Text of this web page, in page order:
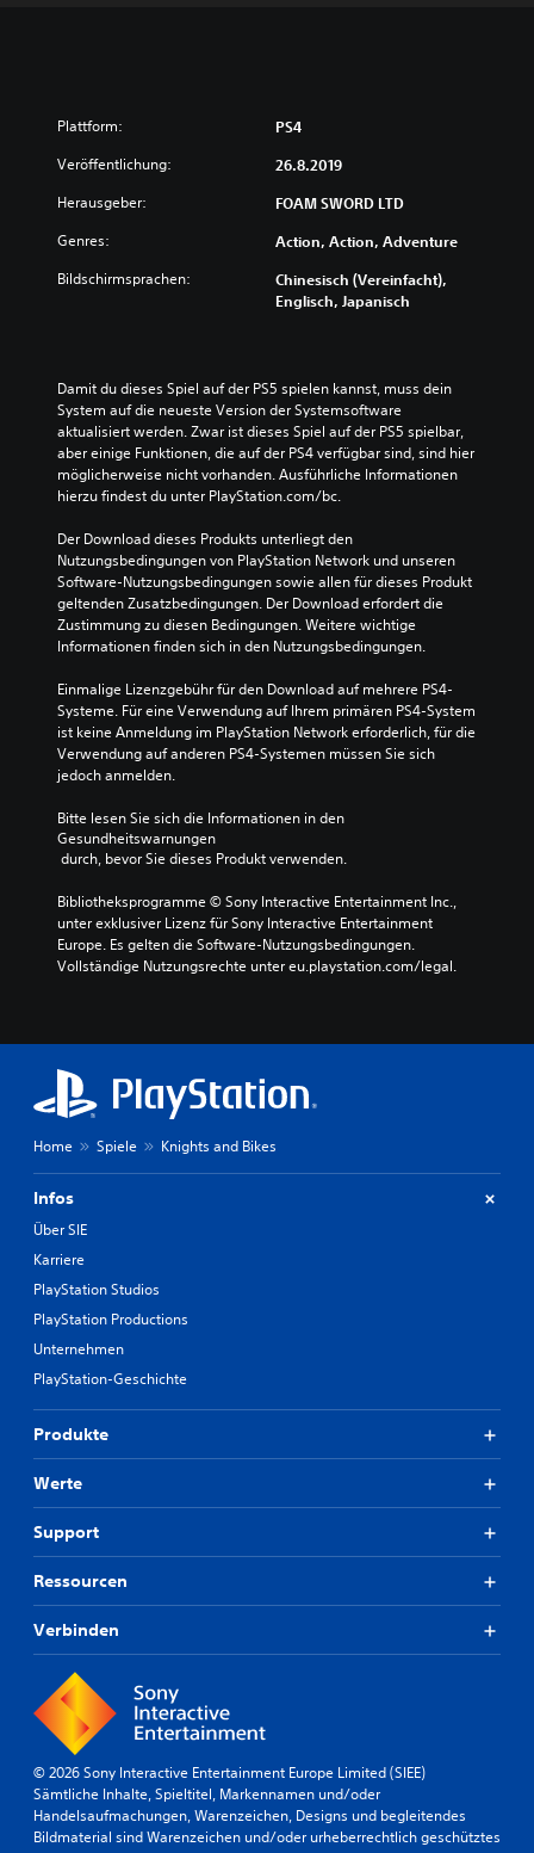
Plattform: PS4
Veröffentlichung: 26.8.2019
Herausgeber: FOAM SWORD LTD
Genres: Action, Action, Adventure
Bildschirmsprachen:
Chinesisch (Vereinfacht),
Englisch, Japanisch
Damit du dieses Spiel auf der PS5 spielen kannst, muss dein
System auf die neueste Version der Systemsoftware
aktualisiert werden. Zwar ist dieses Spiel auf der PS5 spielbar,
aber einige Funktionen, die auf der PS4 verfügbar sind, sind hier
möglicherweise nicht vorhanden. Ausführliche Informationen
hierzu findest du unter PlayStation.com/bc.
Der Download dieses Produkts unterliegt den
Nutzungsbedingungen von PlayStation Network und unseren
Software-Nutzungsbedingungen sowie allen für dieses Produkt
geltenden Zusatzbedingungen. Der Download erfordert die
Zustimmung zu diesen Bedingungen. Weitere wichtige
Informationen finden sich in den Nutzungsbedingungen.
Einmalige Lizenzgebühr für den Download auf mehrere PS4-
Systeme. Für eine Verwendung auf Ihrem primären PS4-System
ist keine Anmeldung im PlayStation Network erforderlich, für die
Verwendung auf anderen PS4-Systemen müssen Sie sich
jedoch anmelden.
Bitte lesen Sie sich die Informationen in den
Gesundheitswarnungen
durch, bevor Sie dieses Produkt verwenden.
Bibliotheksprogramme © Sony Interactive Entertainment Inc.,
unter exklusiver Lizenz für Sony Interactive Entertainment
Europe. Es gelten die Software-Nutzungsbedingungen.
Vollständige Nutzungsrechte unter eu.playstation.com/legal.
Home Spiele Knights and Bikes
Infos
Über SIE
Karriere
PlayStation Studios
PlayStation Productions
Unternehmen
PlayStation-Geschichte
Produkte
Werte
Support
Ressourcen
Verbinden
© 2026 Sony Interactive Entertainment Europe Limited (SIEE)
Sämtliche Inhalte, Spieltitel, Markennamen und/oder
Handelsaufmachungen, Warenzeichen, Designs und begleitendes
Bildmaterial sind Warenzeichen und/oder urheberrechtlich geschütztes